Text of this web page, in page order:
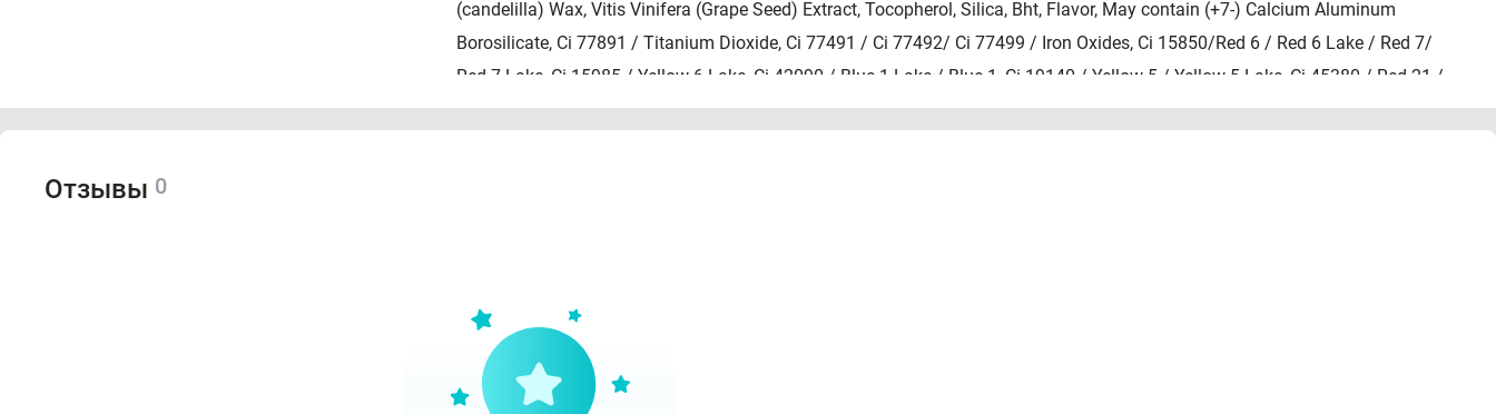
(candelilla) Wax, Vitis Vinifera (Grape Seed) Extract, Tocopherol, Silica, Bht, Flavor, May contain (+7-) Calcium Aluminum
Borosilicate, Ci 77891 / Titanium Dioxide, Ci 77491 / Ci 77492/ Ci 77499 / Iron Oxides, Ci 15850/Red 6 / Red 6 Lake / Red 7/
Red 7 Lake, Ci 15985 / Yellow 6 Lake, Ci 42090 / Blue 1 Lake / Blue 1, Ci 19140 / Yellow 5 / Yellow 5 Lake, Ci 45380 / Red 21 /
Red 22 Lake.
Отзывы 0